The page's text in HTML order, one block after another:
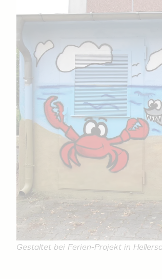
Gestaltet bei Ferien-Projekt in